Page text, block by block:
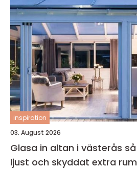
inspiration
03. August 2026
Glasa in altan i västerås så skapar du ett
ljust och skyddat extra rum